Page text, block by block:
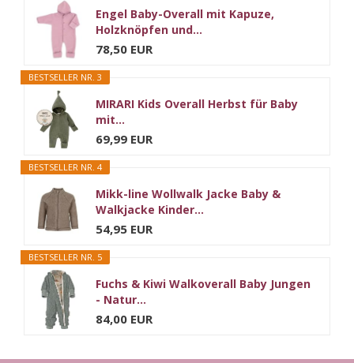
Engel Baby-Overall mit Kapuze,
Holzknöpfen und...
78,50 EUR
BESTSELLER NR. 3
MIRARI Kids Overall Herbst für Baby
mit...
69,99 EUR
BESTSELLER NR. 4
Mikk-line Wollwalk Jacke Baby &
Walkjacke Kinder...
54,95 EUR
BESTSELLER NR. 5
Fuchs & Kiwi Walkoverall Baby Jungen
- Natur...
84,00 EUR